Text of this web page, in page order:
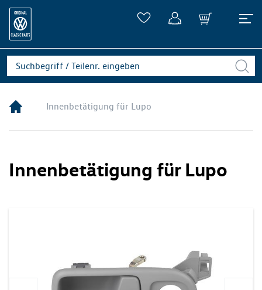
Innenbetätigung für Lupo
Innenbetätigung für Lupo